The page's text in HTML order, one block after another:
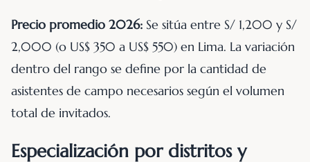
Precio promedio 2026: Se sitúa entre S/ 1,200 y S/
2,000 (o US$ 350 a US$ 550) en Lima. La variación
dentro del rango se define por la cantidad de
asistentes de campo necesarios según el volumen
total de invitados.
Especialización por distritos y